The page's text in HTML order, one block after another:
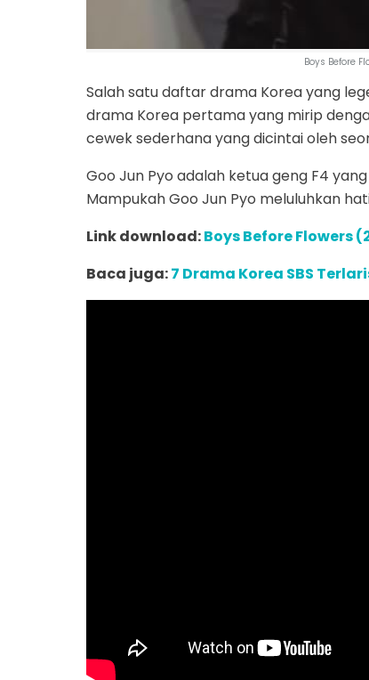
Boys Before
Salah satu daftar drama Korea yang
drama Korea pertama yang mirip
cewek sederhana yang dicintai oleh
Goo Jun Pyo adalah ketua geng F4
Mampukah Goo Jun Pyo meluluhkan
Link download:Boys Before Flowers
Baca juga:7 Drama Korea SBS